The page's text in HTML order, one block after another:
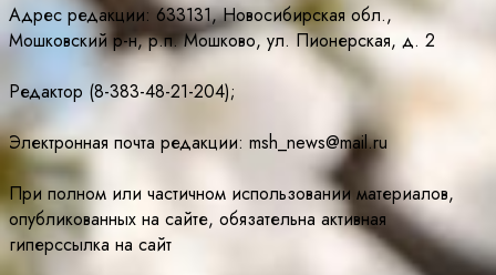
Адрес редакции: 633131, Новосибирская обл.,
Мошковский р-н, р.п. Мошково, ул. Пионерская, д. 2
Редактор (8-383-48-21-204);
Электронная почта редакции: msh_news@mail.ru
При полном или частичном использовании материалов,
опубликованных на сайте, обязательна активная
гиперссылка на сайт